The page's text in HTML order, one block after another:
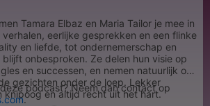
Tamara Elbaz en Maria Tailor je mee in
eerlijke gesprekken en een flinke
en liefde, tot ondernemerschap en
onbesproken. Ze delen hun visie op
en successen, en nemen natuurlijk ook
gezichten onder de loep. Lekker
knipoog en altijd recht uit het hart.
podcast? Neem dan contact op
.